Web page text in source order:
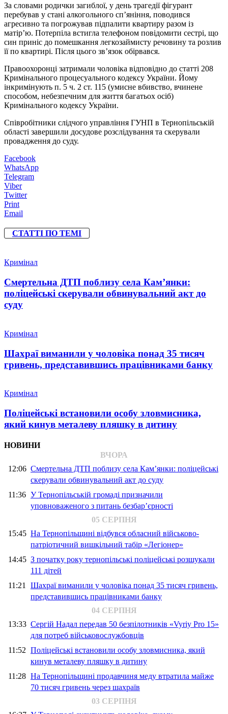
За словами родички загиблої, у день трагедії фігурант
перебував у стані алкогольного сп’яніння, поводився
агресивно та погрожував підпалити квартиру разом із
матір’ю. Потерпіла встигла телефоном повідомити сестрі, що
син приніс до помешкання легкозаймисту речовину та розлив
її по квартирі. Після цього зв’язок обірвався.
Правоохоронці затримали чоловіка відповідно до статті 208
Кримінального процесуального кодексу України. Йому
інкримінують п. 5 ч. 2 ст. 115 (умисне вбивство, вчинене
способом, небезпечним для життя багатьох осіб)
Кримінального кодексу України.
Співробітники слідчого управління ГУНП в Тернопільській
області завершили досудове розслідування та скерували
провадження до суду.
Facebook
WhatsApp
Telegram
Viber
Twitter
Print
Email
СТАТТІ ПО ТЕМІ
Кримінал
Смертельна ДТП поблизу села Кам’янки:
поліцейські скерували обвинувальний акт до
суду
Кримінал
Шахраї виманили у чоловіка понад 35 тисяч
гривень, представившись працівниками банку
Кримінал
Поліцейські встановили особу зловмисника,
який кинув металеву пляшку в дитину
НОВИНИ
ВЧОРА
12:06 Смертельна ДТП поблизу села Кам’янки: поліцейські
скерували обвинувальний акт до суду
11:36 У Тернопільській громаді призначили
уповноваженого з питань безбар’єрності
05 СЕРПНЯ
15:45 На Тернопільщині відбувся обласний військово-
патріотичний вишкільний табір «Легіонер»
14:45 З початку року тернопільські поліцейські розшукали
111 дітей
11:21 Шахраї виманили у чоловіка понад 35 тисяч гривень,
представившись працівниками банку
04 СЕРПНЯ
13:33 Сергій Надал передав 50 безпілотників «Vyriy Pro 15»
для потреб військовослужбовців
11:52 Поліцейські встановили особу зловмисника, який
кинув металеву пляшку в дитину
11:28 На Тернопільщині продавчиня меду втратила майже
70 тисяч гривень через шахраїв
03 СЕРПНЯ